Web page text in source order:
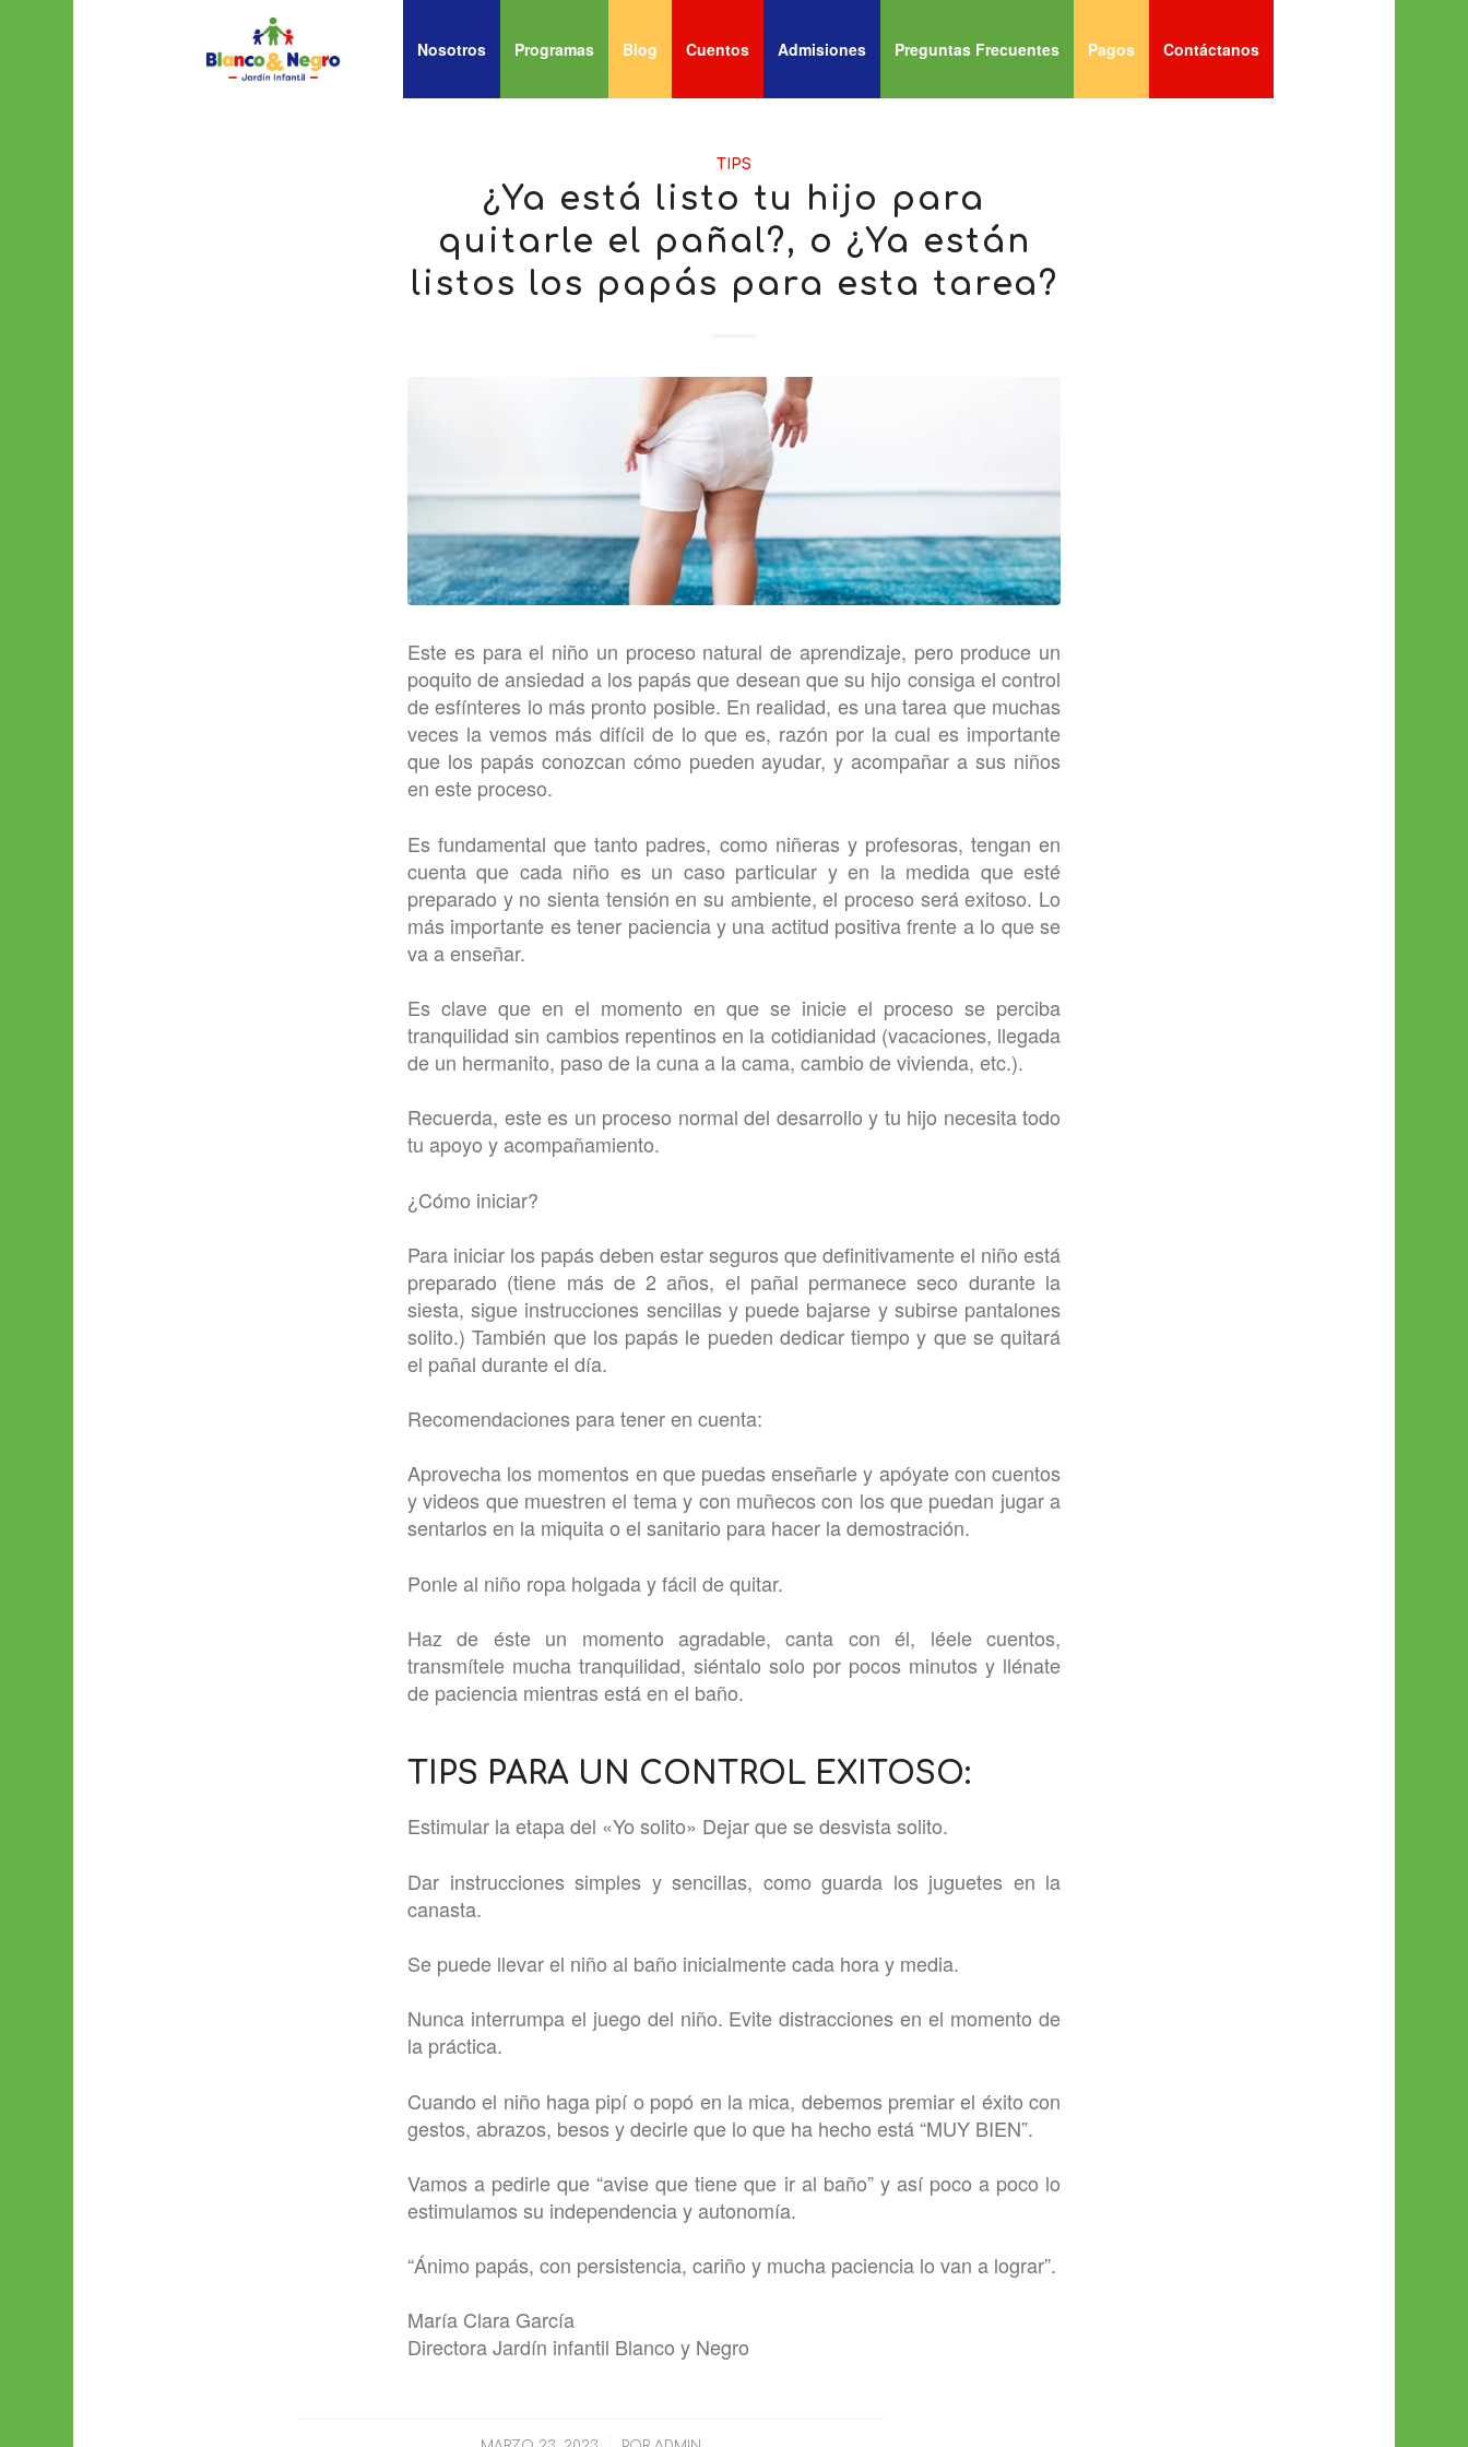
Nosotros Programas Blog Cuentos Admisiones Preguntas Frecuentes Pagos Contáctanos
TIPS
¿Ya está listo tu hijo para
quitarle el pañal?, o ¿Ya están
listos los papás para esta tarea?
Este es para el niño un proceso natural de aprendizaje, pero produce un
poquito de ansiedad a los papás que desean que su hijo consiga el control
de esfínteres lo más pronto posible. En realidad, es una tarea que muchas
veces la vemos más difícil de lo que es, razón por la cual es importante
que los papás conozcan cómo pueden ayudar, y acompañar a sus niños
en este proceso.
Es fundamental que tanto padres, como niñeras y profesoras, tengan en
cuenta que cada niño es un caso particular y en la medida que esté
preparado y no sienta tensión en su ambiente, el proceso será exitoso. Lo
más importante es tener paciencia y una actitud positiva frente a lo que se
va a enseñar.
Es clave que en el momento en que se inicie el proceso se perciba
tranquilidad sin cambios repentinos en la cotidianidad (vacaciones, llegada
de un hermanito, paso de la cuna a la cama, cambio de vivienda, etc.).
Recuerda, este es un proceso normal del desarrollo y tu hijo necesita todo
tu apoyo y acompañamiento.
¿Cómo iniciar?
Para iniciar los papás deben estar seguros que definitivamente el niño está
preparado (tiene más de 2 años, el pañal permanece seco durante la
siesta, sigue instrucciones sencillas y puede bajarse y subirse pantalones
solito.) También que los papás le pueden dedicar tiempo y que se quitará
el pañal durante el día.
Recomendaciones para tener en cuenta:
Aprovecha los momentos en que puedas enseñarle y apóyate con cuentos
y videos que muestren el tema y con muñecos con los que puedan jugar a
sentarlos en la miquita o el sanitario para hacer la demostración.
Ponle al niño ropa holgada y fácil de quitar.
Haz de éste un momento agradable, canta con él, léele cuentos,
transmítele mucha tranquilidad, siéntalo solo por pocos minutos y llénate
de paciencia mientras está en el baño.
TIPS PARA UN CONTROL EXITOSO:
Estimular la etapa del «Yo solito» Dejar que se desvista solito.
Dar instrucciones simples y sencillas, como guarda los juguetes en la
canasta.
Se puede llevar el niño al baño inicialmente cada hora y media.
Nunca interrumpa el juego del niño. Evite distracciones en el momento de
la práctica.
Cuando el niño haga pipí o popó en la mica, debemos premiar el éxito con
gestos, abrazos, besos y decirle que lo que ha hecho está “MUY BIEN”.
Vamos a pedirle que “avise que tiene que ir al baño” y así poco a poco lo
estimulamos su independencia y autonomía.
“Ánimo papás, con persistencia, cariño y mucha paciencia lo van a lograr”.
María Clara García
Directora Jardín infantil Blanco y Negro